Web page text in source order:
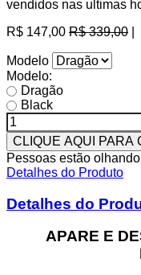
vendidos nas ultimas
Preço
R$ 147,00 R$ 339,00
Modelo
Modelo:
Dragão
Black
CLIQUE AQUI PARA
Pessoas estão
Detalhes do Produto
Detalhes do
APARE E